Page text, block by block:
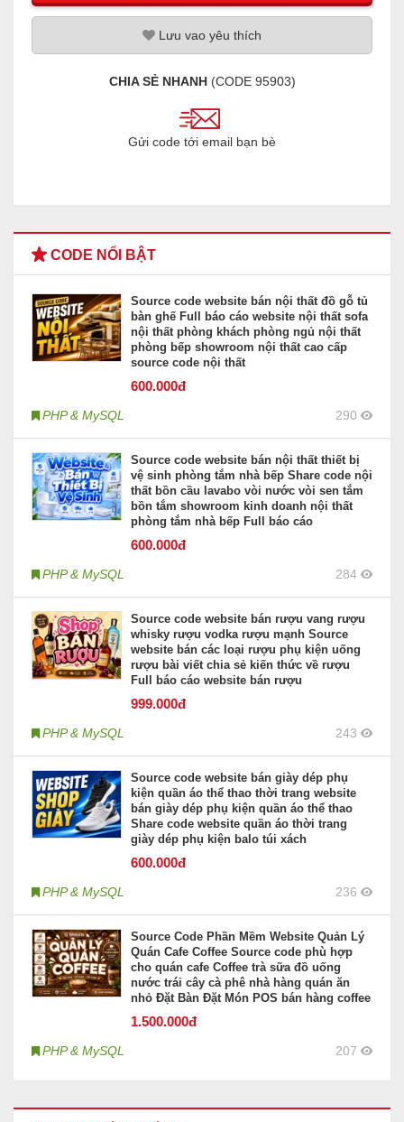
Lưu vao yêu thích
CHIA SẺ NHANH(CODE 95903)
Gửi code tới email bạn bè
CODE NỔI BẬT
Source code website bán nội thất đồ gỗ tủ
bàn ghế Full báo cáo website nội thất sofa
nội thất phòng khách phòng ngủ nội thất
phòng bếp showroom nội thất cao cấp
source code nội thất
600.000đ
PHP & MySQL 290
Source code website bán nội thất thiết bị
vệ sinh phòng tắm nhà bếp Share code nội
thất bồn cầu lavabo vòi nước vòi sen tắm
bồn tắm showroom kinh doanh nội thất
phòng tắm nhà bếp Full báo cáo
600.000đ
PHP & MySQL 284
Source code website bán rượu vang rượu
whisky rượu vodka rượu mạnh Source
website bán các loại rượu phụ kiện uống
rượu bài viết chia sẻ kiến thức về rượu
Full báo cáo website bán rượu
999.000đ
PHP & MySQL 243
Source code website bán giày dép phụ
kiện quần áo thể thao thời trang website
bán giày dép phụ kiện quần áo thể thao
Share code website quần áo thời trang
giày dép phụ kiện balo túi xách
600.000đ
PHP & MySQL 236
Source Code Phần Mềm Website Quản Lý
Quán Cafe Coffee Source code phù hợp
cho quán cafe Coffee trà sữa đồ uống
nước trái cây cà phê nhà hàng quán ăn
nhỏ Đặt Bàn Đặt Món POS bán hàng coffee
1.500.000đ
PHP & MySQL 207